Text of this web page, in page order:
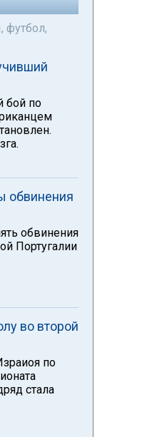
футбол,
бой по
обвинения
обвинения
Португалии
во второй
по
стала